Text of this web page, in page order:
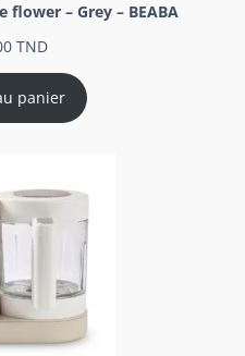
– Grey – BEABA
TND
panier